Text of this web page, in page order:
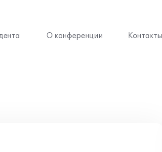
О конференции Контакты